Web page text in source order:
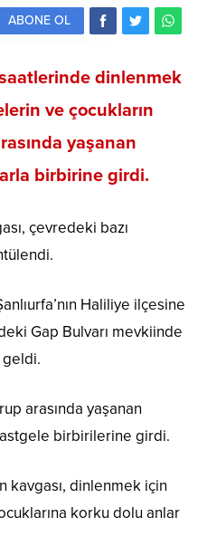
ABONE OL
dinlenmek
ve çocukların
yaşanan
birbirine girdi.
çevredeki bazı
Haliliye ilçesine
Gap Bulvarı mevkiinde
arasında yaşanan
birbirilerine girdi.
kavgası, dinlenmek için
korku dolu anlar